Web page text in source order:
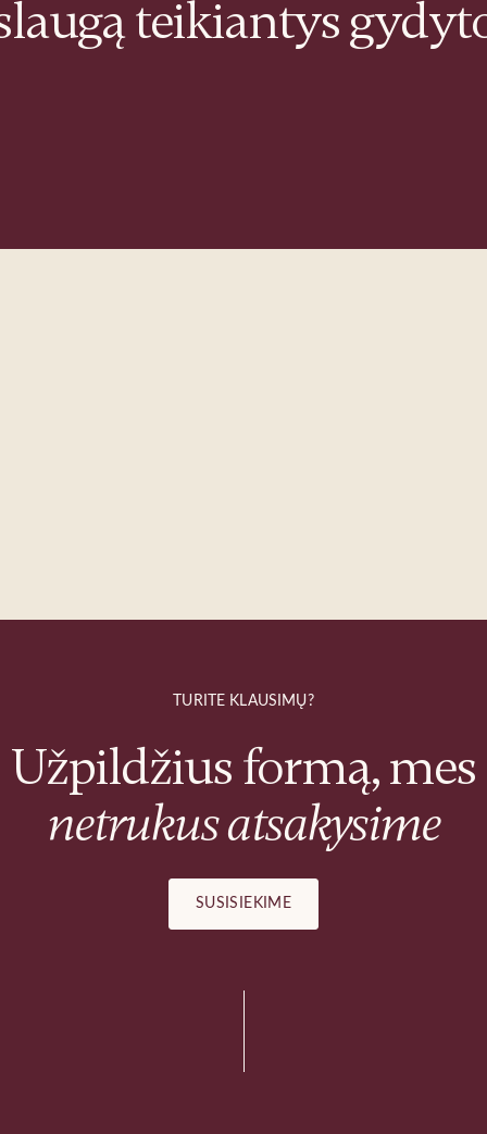
teikiantys
TURITE KLAUSIMŲ?
Užpildžius formą, mes
netrukus atsakysime
SUSISIEKIME